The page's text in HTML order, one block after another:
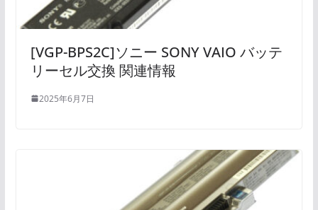
[VGP-BPS2C]ソニー SONY VAIO バッテ
リーセル交換 関連情報
2025年6月7日